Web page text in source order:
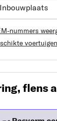
Inbouwplaats
nummers
voertuigen